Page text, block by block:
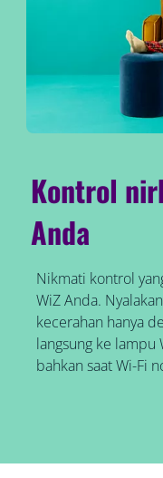
Kontrol
Anda
Nikmati kontrol
WiZ Anda.
kecerahan hanya
langsung ke lampu
bahkan saat Wi-Fi